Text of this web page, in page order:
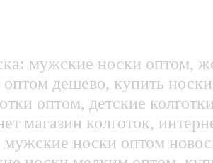
мужские носки оптом,
дешево, купить
оптом, детские
магазин колготок,
мужские носки оптом